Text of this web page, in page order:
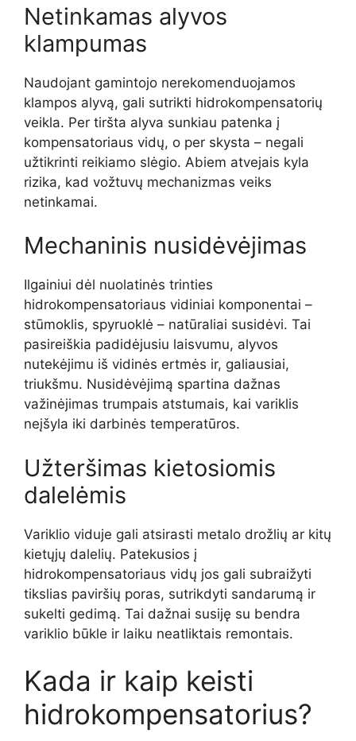
Netinkamas alyvos
klampumas
Naudojant gamintojo nerekomenduojamos
klampos alyvą, gali sutrikti hidrokompensatorių
veikla. Per tiršta alyva sunkiau patenka į
kompensatoriaus vidų, o per skysta – negali
užtikrinti reikiamo slėgio. Abiem atvejais kyla
rizika, kad vožtuvų mechanizmas veiks
netinkamai.
Mechaninis nusidėvėjimas
Ilgainiui dėl nuolatinės trinties
hidrokompensatoriaus vidiniai komponentai –
stūmoklis, spyruoklė – natūraliai susidėvi. Tai
pasireiškia padidėjusiu laisvumu, alyvos
nutekėjimu iš vidinės ertmės ir, galiausiai,
triukšmu. Nusidėvėjimą spartina dažnas
važinėjimas trumpais atstumais, kai variklis
neįšyla iki darbinės temperatūros.
Užteršimas kietosiomis
dalelėmis
Variklio viduje gali atsirasti metalo drožlių ar kitų
kietųjų dalelių. Patekusios į
hidrokompensatoriaus vidų jos gali subraižyti
tikslias paviršių poras, sutrikdyti sandarumą ir
sukelti gedimą. Tai dažnai susiję su bendra
variklio būkle ir laiku neatliktais remontais.
Kada ir kaip keisti
hidrokompensatorius?